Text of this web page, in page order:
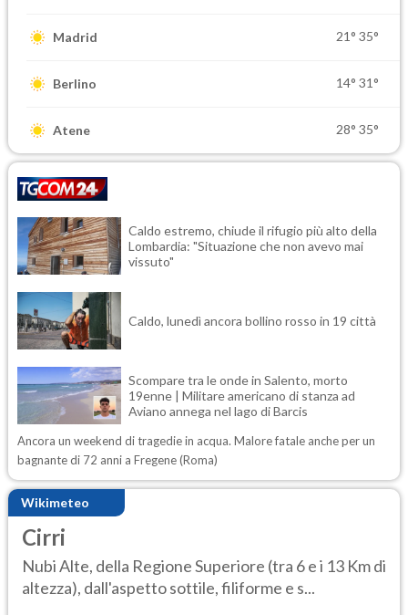
Madrid 21° 35°
Berlino 14° 31°
Atene 28° 35°
Caldo estremo, chiude il rifugio più alto della
Lombardia: "Situazione che non avevo mai
vissuto"
Caldo, lunedì ancora bollino rosso in 19 città
Scompare tra le onde in Salento, morto
19enne | Militare americano di stanza ad
Aviano annega nel lago di Barcis
Ancora un weekend di tragedie in acqua. Malore fatale anche per un
bagnante di 72 anni a Fregene (Roma)
Wikimeteo
Cirri
Nubi Alte, della Regione Superiore (tra 6 e i 13 Km di
altezza), dall'aspetto sottile, filiforme e s...